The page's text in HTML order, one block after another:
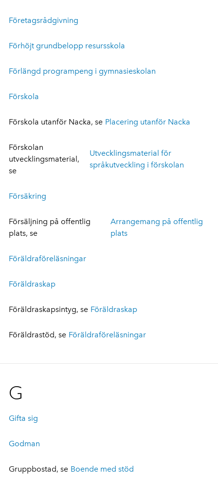
Företagsrådgivning
Förhöjt grundbelopp resursskola
Förlängd programpeng i gymnasieskolan
Förskola
Förskola utanför Nacka, se Placering utanför Nacka
Förskolan
utvecklingsmaterial,
se
Utvecklingsmaterial för
språkutveckling i förskolan
Försäkring
Försäljning på offentlig
plats, se
Arrangemang på offentlig
plats
Föräldraföreläsningar
Föräldraskap
Föräldraskapsintyg, se Föräldraskap
Föräldrastöd, se Föräldraföreläsningar
G
Gifta sig
Godman
Gruppbostad, se Boende med stöd